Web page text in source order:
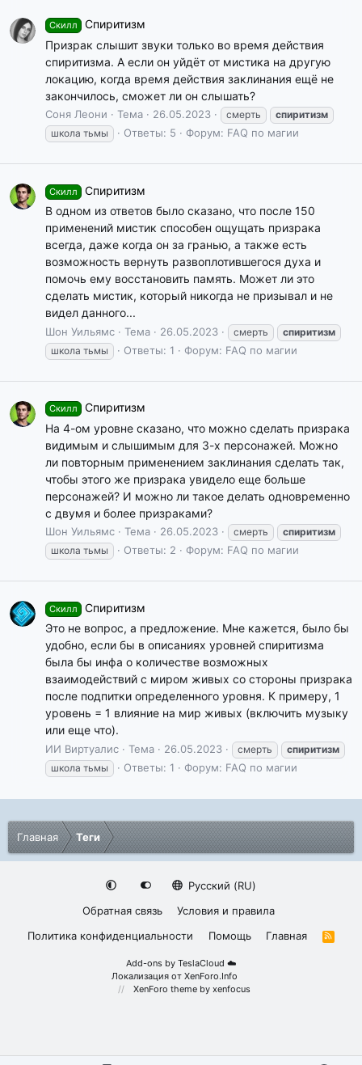
Скилл
Спиритизм
Призрак слышит звуки только во время действия
спиритизма. А если он уйдёт от мистика на другую
локацию, когда время действия заклинания ещё не
закончилось, сможет ли он слышать?
Соня Леони Тема 26.05.2023 смерть
спиритизм
школа тьмы
Ответы: 5 Форум: FAQ по магии
Скилл
Спиритизм
В одном из ответов было сказано, что после 150
применений мистик способен ощущать призрака
всегда, даже когда он за гранью, а также есть
возможность вернуть развоплотившегося духа и
помочь ему восстановить память. Может ли это
сделать мистик, который никогда не призывал и не
видел данного...
Шон Уильямс Тема 26.05.2023 смерть
спиритизм
школа тьмы
Ответы: 1 Форум: FAQ по магии
Скилл
Спиритизм
На 4-ом уровне сказано, что можно сделать призрака
видимым и слышимым для 3-х персонажей. Можно
ли повторным применением заклинания сделать так,
чтобы этого же призрака увидело еще больше
персонажей? И можно ли такое делать одновременно
с двумя и более призраками?
Шон Уильямс Тема 26.05.2023 смерть
спиритизм
школа тьмы
Ответы: 2 Форум: FAQ по магии
Скилл
Спиритизм
Это не вопрос, а предложение. Мне кажется, было бы
удобно, если бы в описаниях уровней спиритизма
была бы инфа о количестве возможных
взаимодействий с миром живых со стороны призрака
после подпитки определенного уровня. К примеру, 1
уровень = 1 влияние на мир живых (включить музыку
или еще что).
ИИ Виртуалис Тема 26.05.2023 смерть
спиритизм
школа тьмы
Ответы: 1 Форум: FAQ по магии
Главная Теги
Русский (RU)
Обратная связь
Условия и правила
Политика конфиденциальности
Помощь Главная
R
S
Add-ons by TeslaCloud ☁️
Локализация от XenForo.Info
XenForo theme by xenfocus